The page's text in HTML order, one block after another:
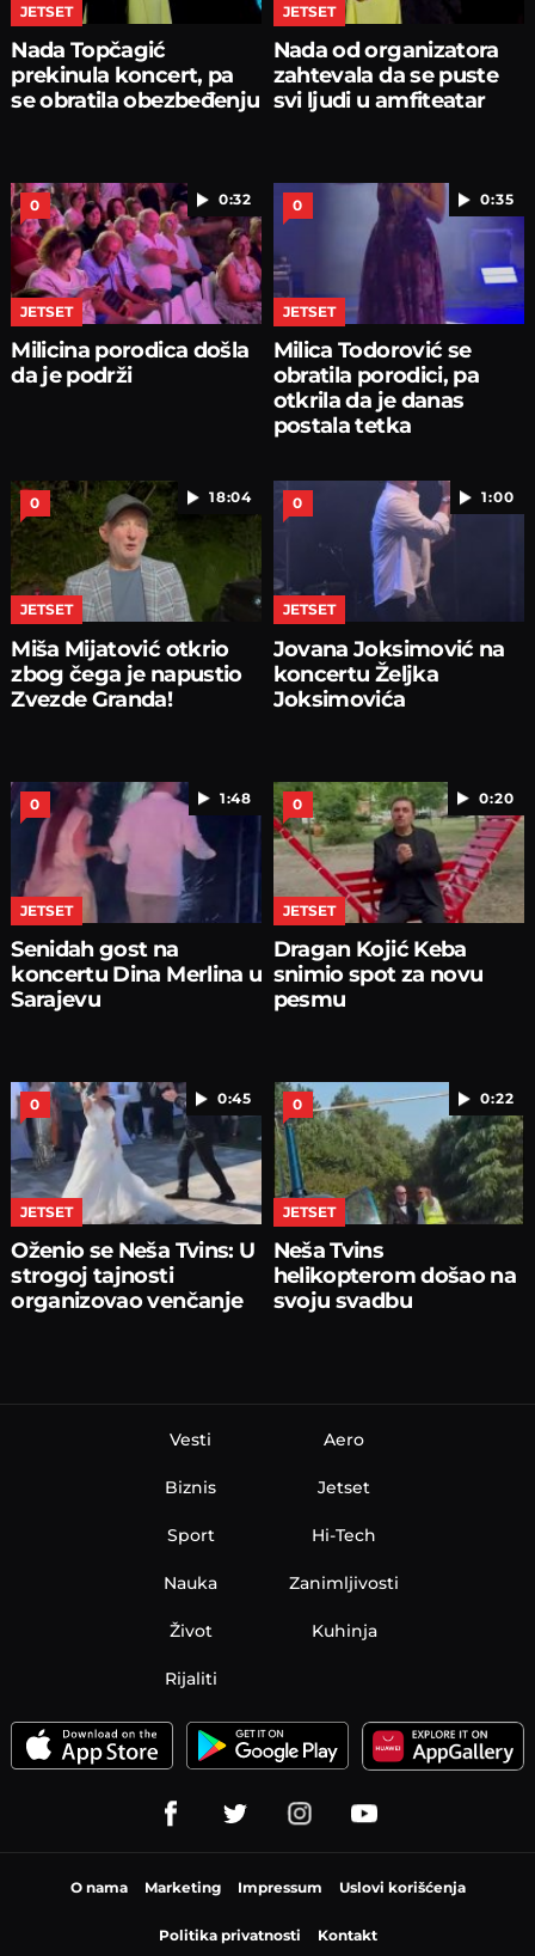
JETSET
Nada Topčagić
prekinula koncert, pa
se obratila obezbeđenju
JETSET
Nada od organizatora
zahtevala da se puste
svi ljudi u amfiteatar
0:32
0
JETSET
Milicina porodica došla
da je podrži
0:35
0
JETSET
Milica Todorović se
obratila porodici, pa
otkrila da je danas
postala tetka
18:04
0
JETSET
Miša Mijatović otkrio
zbog čega je napustio
Zvezde Granda!
1:00
0
JETSET
Jovana Joksimović na
koncertu Željka
Joksimovića
1:48
0
JETSET
Senidah gost na
koncertu Dina Merlina u
Sarajevu
0:20
0
JETSET
Dragan Kojić Keba
snimio spot za novu
pesmu
0:45
0
JETSET
Oženio se Neša Tvins: U
strogoj tajnosti
organizovao venčanje
0:22
0
JETSET
Neša Tvins
helikopterom došao na
svoju svadbu
Vesti
Biznis
Sport
Nauka
Aero
Jetset
Hi-Tech
Zanimljivosti
Život Kuhinja
Rijaliti
O nama Marketing Impressum Uslovi korišćenja
Politika privatnosti Kontakt